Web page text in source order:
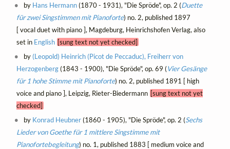
by Hans Hermann(1870 - 1931), "Die Spröde", op. 2 (Duette
für zwei Singstimmen mit Pianoforte) no. 2, published 1897
[ vocal duet with piano ], Magdeburg, Heinrichshofen Verlag, also
set in English [sung text not yet checked]
by (Leopold) Heinrich (Picot de Peccaduc), Freiherr von
Herzogenberg(1843 - 1900), "Die Spröde", op. 69 (Vier Gesänge
für 1 hohe Stimme mit Pianoforte) no. 2, published 1891 [ high
voice and piano ], Leipzig, Rieter-Biedermann [sung text not yet
checked]
by Konrad Heubner(1860 - 1905), "Die Spröde", op. 2 (Sechs
Lieder von Goethe für 1 mittlere Singstimme mit
Pianofortebegleitung) no. 1, published 1883 [ medium voice and